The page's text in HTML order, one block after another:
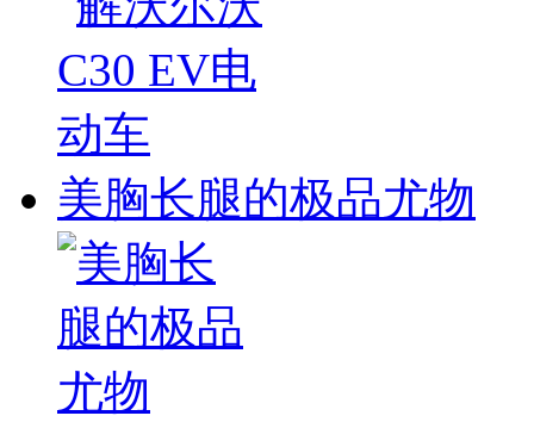
美胸长腿的极品尤物